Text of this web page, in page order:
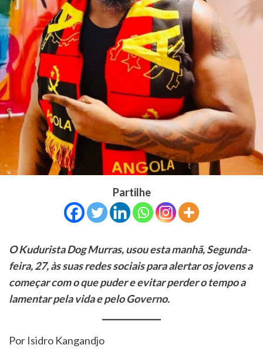
Partilhe
O Kudurista Dog Murras, usou esta manhã, Segunda-
feira, 27, às suas redes sociais para alertar os jovens a
começar com o que puder e evitar perder o tempo a
lamentar pela vida e pelo Governo.
Por Isidro Kangandjo